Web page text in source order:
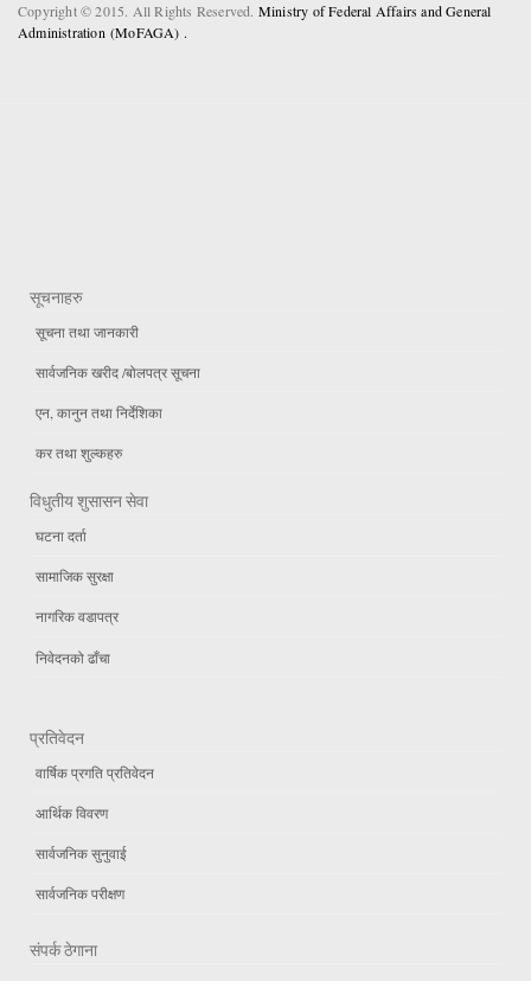
Copyright © 2015. All Rights Reserved. Ministry of Federal Affairs and General
Administration (MoFAGA) .
सूचनाहरु
सूचना तथा जानकारी
सार्वजनिक खरीद /बोलपत्र सूचना
एन, कानुन तथा निर्देशिका
कर तथा शुल्कहरु
विधुतीय शुसासन सेवा
घटना दर्ता
सामाजिक सुरक्षा
नागरिक वडापत्र
निवेदनको ढाँचा
प्रतिवेदन
वार्षिक प्रगति प्रतिवेदन
आर्थिक विवरण
सार्वजनिक सुनुवाई
सार्वजनिक परीक्षण
संपर्क ठेगाना